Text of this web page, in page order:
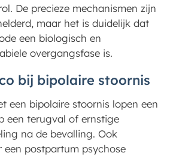
De precieze mechanismen zijn
maar het is duidelijk dat
een biologisch en
overgangsfase is.
bij bipolaire stoornis
een bipolaire stoornis lopen een
een terugval of ernstige
na de bevalling. Ook
een postpartum psychose